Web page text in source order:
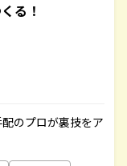
る！
のプロが裏技をア